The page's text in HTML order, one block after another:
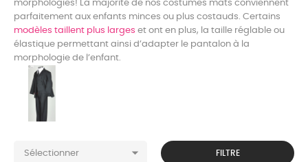
morphologies! La majorité de nos costumes mats conviennent
parfaitement aux enfants minces ou plus costauds. Certains
modèles taillent plus larges et ont en plus, la taille réglable ou
élastique permettant ainsi d’adapter le pantalon à la
morphologie de l’enfant.
Sélectionner  FILTRE